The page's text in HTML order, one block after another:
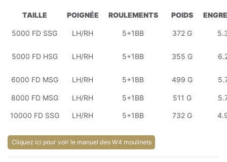
TAILLE POIGNÉE ROULEMENTS POIDS
5000 FD SSG LH/RH 5+1BB 372 G
5000 FD HSG LH/RH 5+1BB 355 G
6000 FD MSG LH/RH 5+1BB 499 G
8000 FD MSG LH/RH 5+1BB 511 G
10000 FD SSG LH/RH 5+1BB 732 G
Cliquez ici pour voir le manuel des W4 moulinets